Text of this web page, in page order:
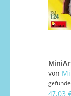
von
47,03 €